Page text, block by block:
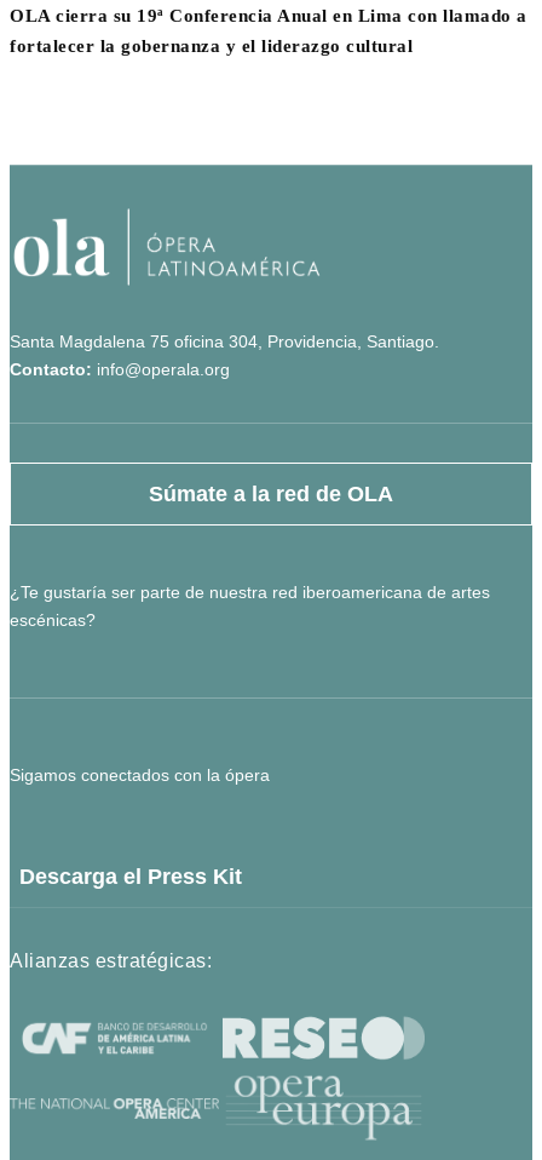
OLA cierra su 19ª Conferencia Anual en Lima con llamado a
fortalecer la gobernanza y el liderazgo cultural
Santa Magdalena 75 oficina 304, Providencia, Santiago.
Contacto: info@operala.org
Súmate a la red de OLA
¿Te gustaría ser parte de nuestra red iberoamericana de artes
escénicas?
Sigamos conectados con la ópera
Descarga el Press Kit
Alianzas estratégicas: